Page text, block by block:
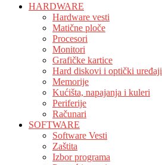
HARDWARE
Hardware vesti
Matične ploče
Procesori
Monitori
Grafičke kartice
Hard diskovi i optički uređaji
Memorije
Kućišta, napajanja i kuleri
Periferije
Računari
SOFTWARE
Software Vesti
Zaštita
Izbor programa